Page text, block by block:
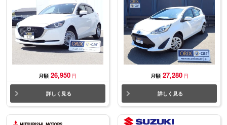
月額 26,950 円
詳しく見る
月額 27,280 円
詳しく見る